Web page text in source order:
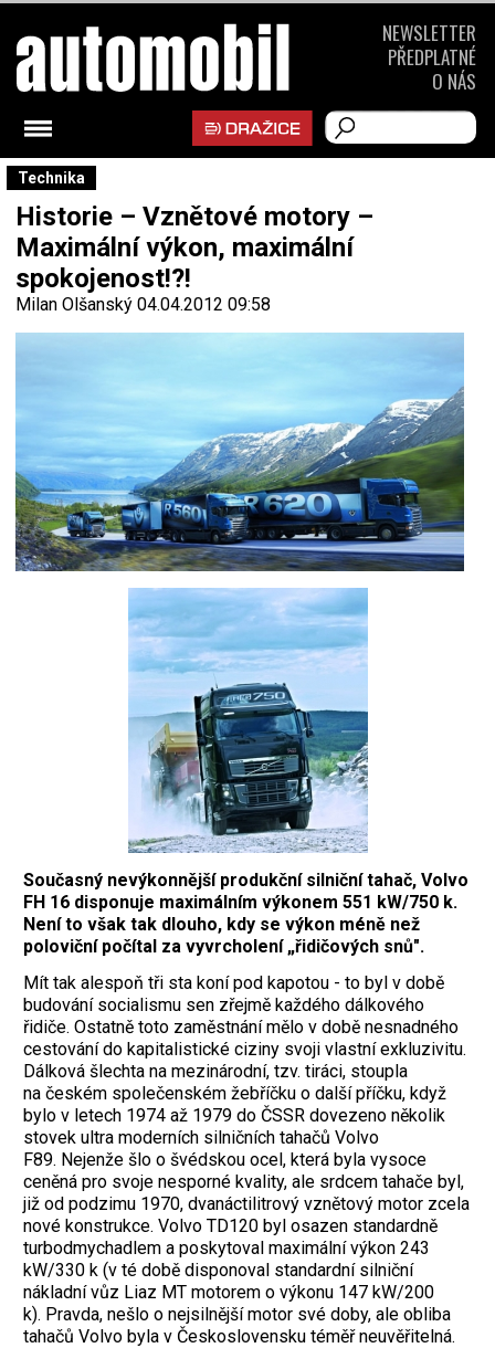
Technika
Historie – Vznětové motory –
Maximální výkon, maximální
spokojenost!?!
Milan Olšanský 04.04.2012 09:58
Současný nevýkonnější produkční silniční tahač, Volvo
FH 16 disponuje maximálním výkonem 551 kW/750 k.
Není to však tak dlouho, kdy se výkon méně než
poloviční počítal za vyvrcholení „řidičových snů".
Mít tak alespoň tři sta koní pod kapotou - to byl v době
budování socialismu sen zřejmě každého dálkového
řidiče. Ostatně toto zaměstnání mělo v době nesnadného
cestování do kapitalistické ciziny svoji vlastní exkluzivitu.
Dálková šlechta na mezinárodní, tzv. tiráci, stoupla
na českém společenském žebříčku o další příčku, když
bylo v letech 1974 až 1979 do ČSSR dovezeno několik
stovek ultra moderních silničních tahačů Volvo
F89. Nejenže šlo o švédskou ocel, která byla vysoce
ceněná pro svoje nesporné kvality, ale srdcem tahače byl,
již od podzimu 1970, dvanáctilitrový vznětový motor zcela
nové konstrukce. Volvo TD120 byl osazen standardně
turbodmychadlem a poskytoval maximální výkon 243
kW/330 k (v té době disponoval standardní silniční
nákladní vůz Liaz MT motorem o výkonu 147 kW/200
k). Pravda, nešlo o nejsilnější motor své doby, ale obliba
tahačů Volvo byla v Československu téměř neuvěřitelná.
NEWSLETTER
PŘEDPLATNÉ
O NÁS